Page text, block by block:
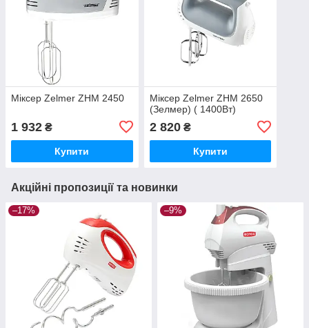
Міксер Zelmer ZHM 2450
1 932 ₴
Купити
Міксер Zelmer ZHM 2650
(Зелмер) ( 1400Вт)
2 820₴
Купити
Акційні пропозиції та новинки
–17% –9%